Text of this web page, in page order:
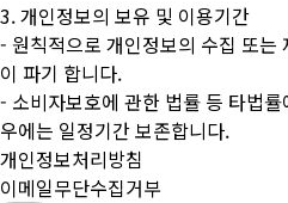
3. 개인정보의 보유 및 이용기간
- 원칙적으로 개인정보의 수집 또는
이 파기 합니다.
- 소비자보호에 관한 법률 등 타법
우에는 일정기간 보존합니다.
개인정보처리방침
이메일무단수집거부